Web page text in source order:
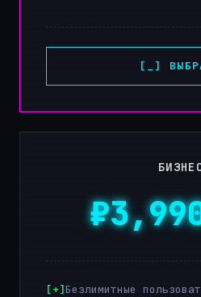
[_]
Безлимитные